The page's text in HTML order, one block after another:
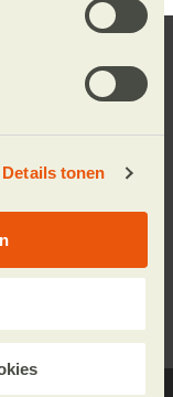
Details tonen